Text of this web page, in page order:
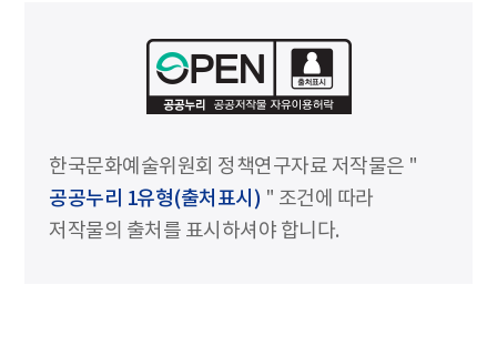
한국문화예술위원회 정책연구자료 저작물은 "
공공누리 1유형(출처표시) " 조건에 따라
저작물의 출처를 표시하셔야 합니다.